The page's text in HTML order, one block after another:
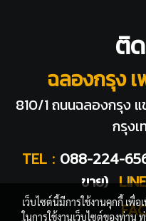
ติ
ฉลองกรุง
810/1 ถนนฉลองกรุง
กรุง
TEL : 088-224-
ขาย)
เว็บไซต์นี้มีการใช้งานคุกกี้ เ
ในการใช้งานเว็บไซต์ของท่าน